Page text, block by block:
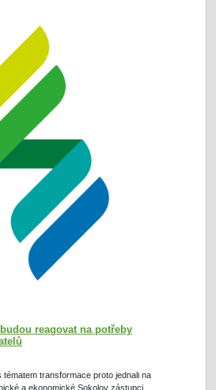
reagovat na potřeby
transformace proto jednali na
a ekonomické Sokolov zástupci